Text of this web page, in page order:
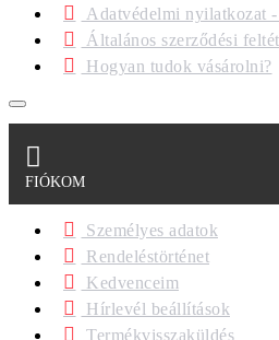
Adatvédelmi nyilatkozat
Általános szerződési
Hogyan tudok vásárolni?
FIÓKOM
Személyes adatok
Rendeléstörténet
Kedvenceim
Hírlevél beállítások
Termékvisszaküldés